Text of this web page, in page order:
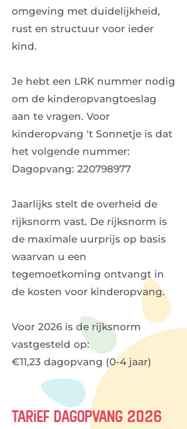
omgeving met duidelijkheid,
rust en structuur voor ieder
kind.
Je hebt een LRK nummer nodig
om de kinderopvangtoeslag
aan te vragen. Voor
kinderopvang 't Sonnetje is dat
het volgende nummer:
Dagopvang: 220798977
Jaarlijks stelt de overheid de
rijksnorm vast. De rijksnorm is
de maximale uurprijs op basis
waarvan u een
tegemoetkoming ontvangt in
de kosten voor kinderopvang.
Voor 2026 is de rijksnorm
vastgesteld op:
€11,23 dagopvang (0-4 jaar)
Tarief dagopvang 2026